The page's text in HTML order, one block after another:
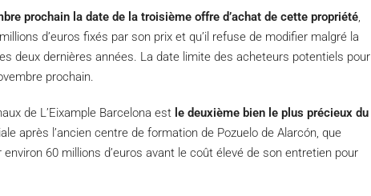
prochain la date de la troisième offre d’achat de cette propriété,
d’euros fixés par son prix et qu’il refuse de modifier malgré la
deux dernières années. La date limite des acheteurs potentiels pour
prochain.
de L’Eixample Barcelona est le deuxième bien le plus précieux du
après l’ancien centre de formation de Pozuelo de Alarcón, que
60 millions d’euros avant le coût élevé de son entretien pour